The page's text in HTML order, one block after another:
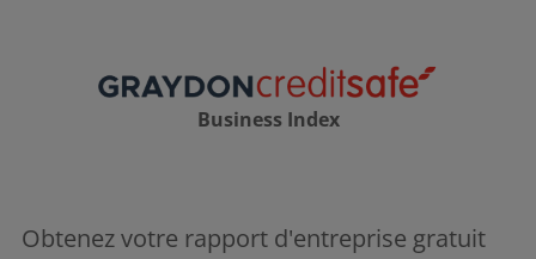
Business Index
Obtenez votre rapport d'entreprise gratuit